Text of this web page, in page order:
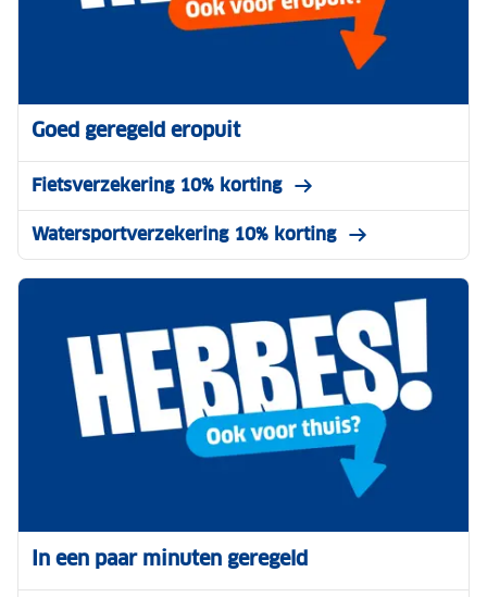
Goed geregeld eropuit
Fietsverzekering 10% korting
Watersportverzekering 10% korting
In een paar minuten geregeld